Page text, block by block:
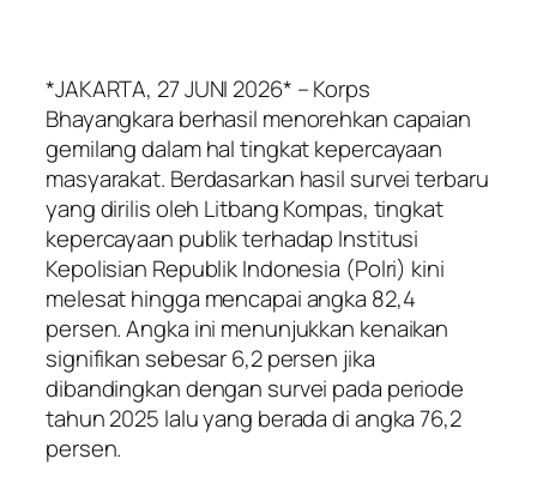
*JAKARTA, 27 JUNI 2026* – Korps
Bhayangkara berhasil menorehkan capaian
gemilang dalam hal tingkat kepercayaan
masyarakat. Berdasarkan hasil survei terbaru
yang dirilis oleh Litbang Kompas, tingkat
kepercayaan publik terhadap Institusi
Kepolisian Republik Indonesia (Polri) kini
melesat hingga mencapai angka 82,4
persen. Angka ini menunjukkan kenaikan
signifikan sebesar 6,2 persen jika
dibandingkan dengan survei pada periode
tahun 2025 lalu yang berada di angka 76,2
persen.